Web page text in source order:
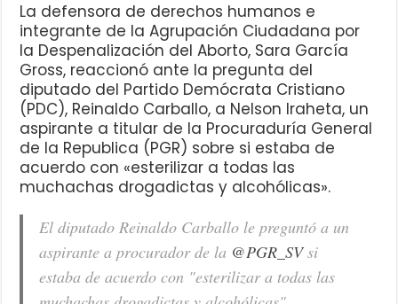
La defensora de derechos humanos e
integrante de la Agrupación Ciudadana por
la Despenalización del Aborto, Sara García
Gross, reaccionó ante la pregunta del
diputado del Partido Demócrata Cristiano
(PDC), Reinaldo Carballo, a Nelson Iraheta, un
aspirante a titular de la Procuraduría General
de la Republica (PGR) sobre si estaba de
acuerdo con «esterilizar a todas las
muchachas drogadictas y alcohólicas».
El diputado Reinaldo Carballo le preguntó a un
aspirante a procurador de la @PGR_SVsi
estaba de acuerdo con "esterilizar a todas las